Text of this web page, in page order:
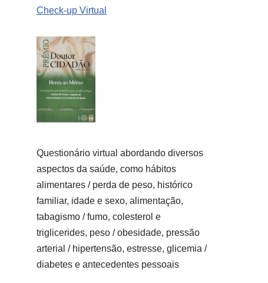
Check-up Virtual
Questionário virtual abordando diversos
aspectos da saúde, como hábitos
alimentares / perda de peso, histórico
familiar, idade e sexo, alimentação,
tabagismo / fumo, colesterol e
triglicerides, peso / obesidade, pressão
arterial / hipertensão, estresse, glicemia /
diabetes e antecedentes pessoais